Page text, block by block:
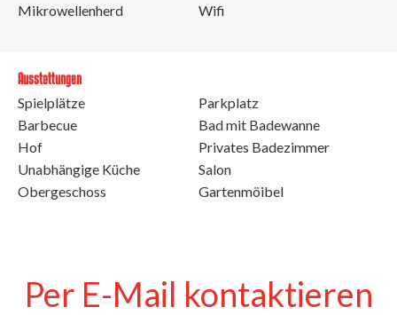
Mikrowellenherd
Wifi
Ausstattungen
Spielplätze
Barbecue
Hof
Unabhängige Küche
Obergeschoss
Parkplatz
Bad mit Badewanne
Privates Badezimmer
Salon
Gartenmöibel
Per E-Mail kontaktieren